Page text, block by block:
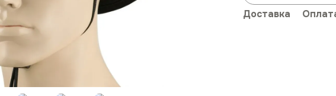
Доставка